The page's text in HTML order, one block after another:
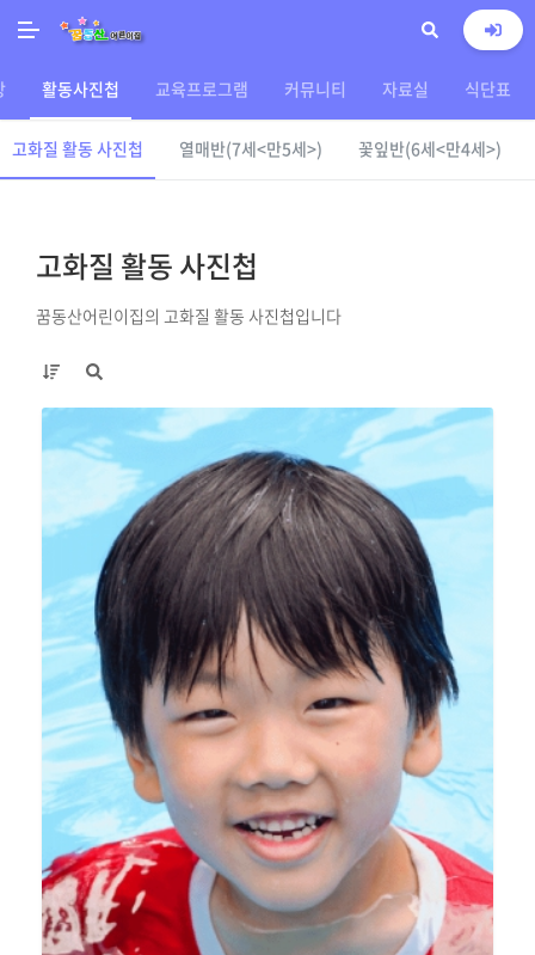
활동사진첩 교육프로그램 커뮤니티 자료실 식단표
고화질 활동 사진첩 열매반(7세<만5세>) 꽃잎반(6세<만4세>)
고화질 활동 사진첩
꿈동산어린이집의 고화질 활동 사진첩입니다